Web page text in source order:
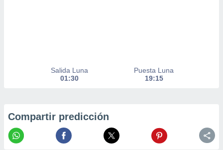
de
un
Salida Luna
01:30
Puesta Luna
19:15
Compartir predicción